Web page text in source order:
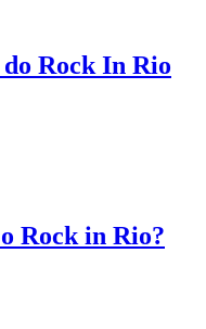
Rock In Rio
Rock in Rio?